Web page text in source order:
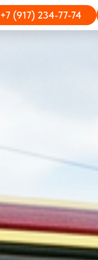
+7 (917) 234-77-74